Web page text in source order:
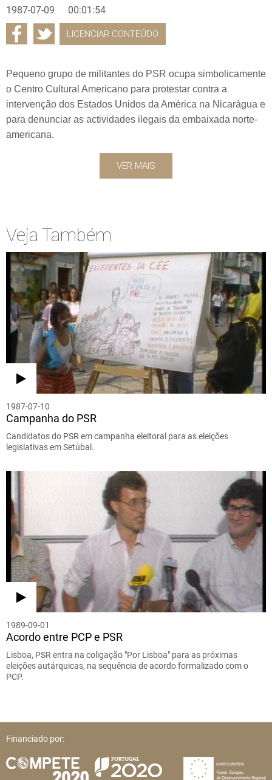
1987-07-09 00:01:54
LICENCIAR CONTEÚDO
Pequeno grupo de militantes do PSR ocupa simbolicamente
o Centro Cultural Americano para protestar contra a
intervenção dos Estados Unidos da América na Nicarágua e
para denunciar as actividades ilegais da embaixada norte-
americana.
VER MAIS
Veja Também
1987-07-10
Campanha do PSR
Candidatos do PSR em campanha eleitoral para as eleições
legislativas em Setúbal.
1989-09-01
Acordo entre PCP e PSR
Lisboa, PSR entra na coligação "Por Lisboa" para as próximas
eleições autárquicas, na sequência de acordo formalizado com o
PCP.
Financiado por: